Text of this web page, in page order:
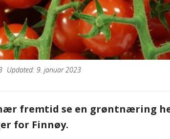
Updated: 9. januar 2023
fremtid se en grøntnæring
for Finnøy.